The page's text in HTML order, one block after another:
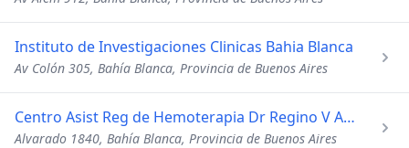
Instituto de Investigaciones Clinicas Bahia Blanca
Av Colón 305, Bahía Blanca, Provincia de Buenos Aires
Centro Asist Reg de Hemoterapia Dr Regino V Alvarez - Cardhe
Alvarado 1840, Bahía Blanca, Provincia de Buenos Aires